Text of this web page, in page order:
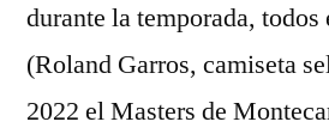
durante la temporada,
(Roland Garros, camiseta
2022 el Masters de